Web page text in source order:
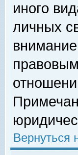
иного
личных
Вернуться